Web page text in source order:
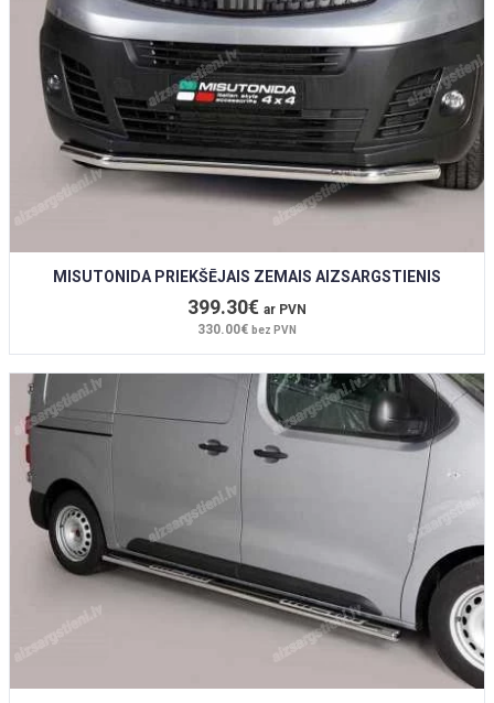
MISUTONIDA PRIEKŠĒJAIS ZEMAIS AIZSARGSTIENIS
399.30€ ar PVN
330.00€ bez PVN